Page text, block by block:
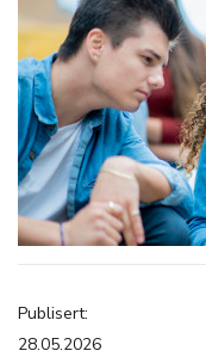
Publisert:
28.05.2026